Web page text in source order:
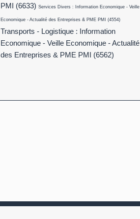
PMI
(6633) Services Divers : Information Economique - Veille
Economique - Actualité des Entreprises & PME PMI (4554)
Transports - Logistique : Information
Economique - Veille Economique - Actualité
des Entreprises & PME PMI
(6562)